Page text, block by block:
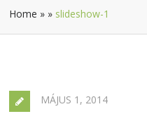
Home » » slideshow-1
MÁJUS 1, 2014